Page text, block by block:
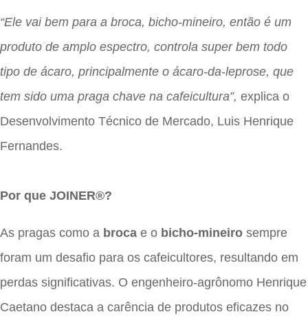
“Ele vai bem para a broca, bicho-mineiro, então é um
produto de amplo espectro, controla super bem todo
tipo de ácaro, principalmente o ácaro-da-leprose, que
tem sido uma praga chave na cafeicultura”, explica o
Desenvolvimento Técnico de Mercado, Luis Henrique
Fernandes.
Por que JOINER®?
As pragas como a broca e o bicho-mineiro sempre
foram um desafio para os cafeicultores, resultando em
perdas significativas. O engenheiro-agrônomo Henrique
Caetano destaca a carência de produtos eficazes no